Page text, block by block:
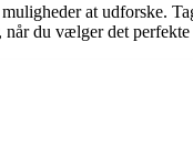
at udforske.
du vælger det